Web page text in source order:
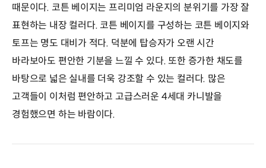
때문이다. 코튼 베이지는 프리미엄 라운지의 분위기를 가장 잘
표현하는 내장 컬러다. 코튼 베이지를 구성하는 코튼 베이지와
토프는 명도 대비가 적다. 덕분에 탑승자가 오랜 시간
바라보아도 편안한 기분을 느낄 수 있다. 또한 증가한 채도를
바탕으로 넓은 실내를 더욱 강조할 수 있는 컬러다. 많은
고객들이 이처럼 편안하고 고급스러운 4세대 카니발을
경험했으면 하는 바람이다.